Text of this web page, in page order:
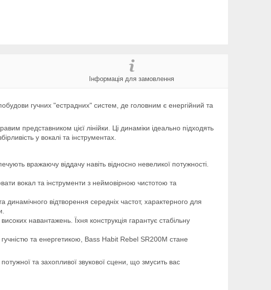
Інформація для замовлення
гучних "естрадних" систем, де головним є енергійний та
представником цієї лінійки. Ці динаміки ідеально підходять
у вокалі та інструментах.
вражаючу віддачу навіть відносно невеликої потужності.
вокал та інструменти з неймовірною чистотою та
відтворення середніх частот, характерного для
навантажень. Їхня конструкція гарантує стабільну
та енергетикою, Bass Habit Rebel SR200M стане
та захопливої звукової сцени, що змусить вас